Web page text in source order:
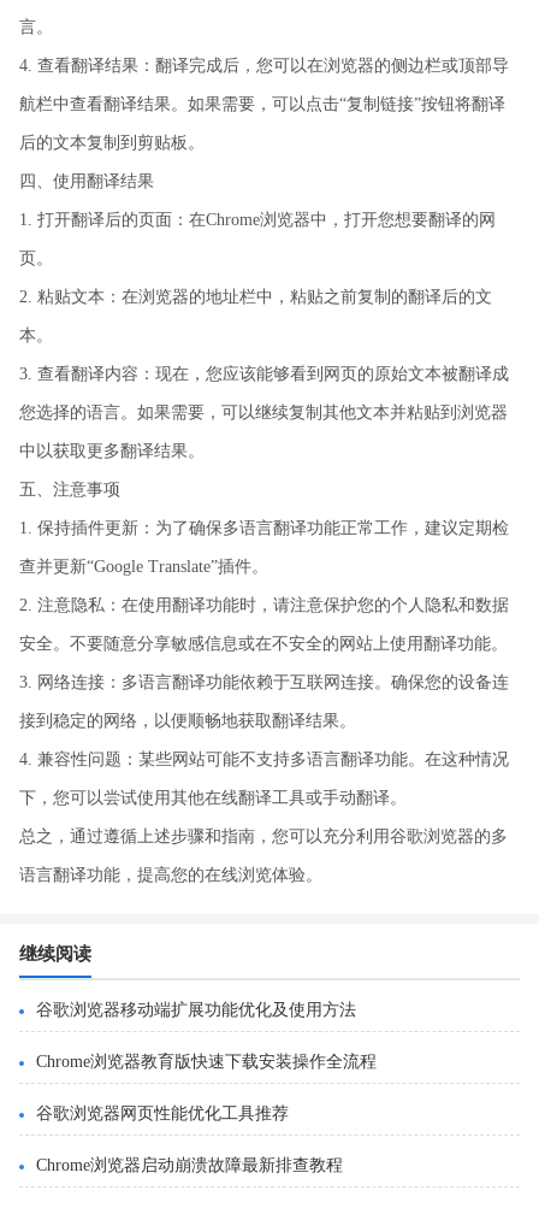
言。
4. 查看翻译结果：翻译完成后，您可以在浏览器的侧边栏或顶部导
航栏中查看翻译结果。如果需要，可以点击“复制链接”按钮将翻译
后的文本复制到剪贴板。
四、使用翻译结果
1. 打开翻译后的页面：在Chrome浏览器中，打开您想要翻译的网
页。
2. 粘贴文本：在浏览器的地址栏中，粘贴之前复制的翻译后的文
本。
3. 查看翻译内容：现在，您应该能够看到网页的原始文本被翻译成
您选择的语言。如果需要，可以继续复制其他文本并粘贴到浏览器
中以获取更多翻译结果。
五、注意事项
1. 保持插件更新：为了确保多语言翻译功能正常工作，建议定期检
查并更新“Google Translate”插件。
2. 注意隐私：在使用翻译功能时，请注意保护您的个人隐私和数据
安全。不要随意分享敏感信息或在不安全的网站上使用翻译功能。
3. 网络连接：多语言翻译功能依赖于互联网连接。确保您的设备连
接到稳定的网络，以便顺畅地获取翻译结果。
4. 兼容性问题：某些网站可能不支持多语言翻译功能。在这种情况
下，您可以尝试使用其他在线翻译工具或手动翻译。
总之，通过遵循上述步骤和指南，您可以充分利用谷歌浏览器的多
语言翻译功能，提高您的在线浏览体验。
继续阅读
谷歌浏览器移动端扩展功能优化及使用方法
Chrome浏览器教育版快速下载安装操作全流程
谷歌浏览器网页性能优化工具推荐
Chrome浏览器启动崩溃故障最新排查教程